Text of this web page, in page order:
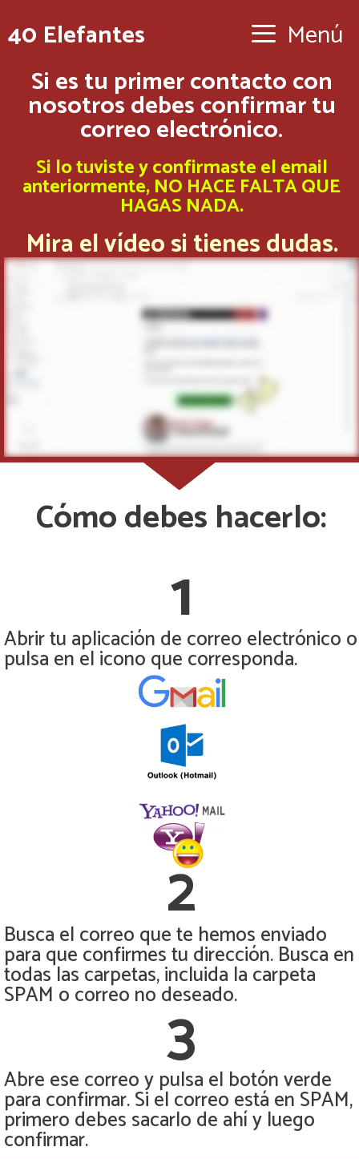
40 Elefantes
Menú
Si es tu primer contacto con
nosotros debes confirmar tu
correo electrónico.
Si lo tuviste y confirmaste el email
anteriormente, NO HACE FALTA QUE
HAGAS NADA.
Mira el vídeo si tienes dudas.
Cómo debes hacerlo:
1
Abrir tu aplicación de correo electrónico o
pulsa en el icono que corresponda.
2
Busca el correo que te hemos enviado
para que confirmes tu dirección. Busca en
todas las carpetas, incluida la carpeta
SPAM o correo no deseado.
3
Abre ese correo y pulsa el botón verde
para confirmar. Si el correo está en SPAM,
primero debes sacarlo de ahí y luego
confirmar.